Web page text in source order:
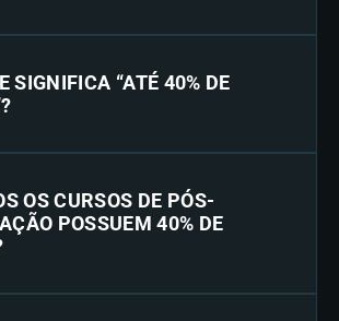
SIGNIFICA “ATÉ 40% DE
OS CURSOS DE PÓS-
POSSUEM 40% DE